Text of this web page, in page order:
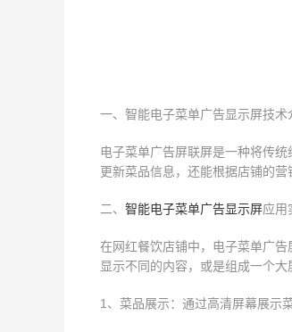
一、智能电子菜单广告显示屏技术
电子菜单广告屏联屏是一种将传
更新菜品信息，还能根据店铺的
二、 智能电子菜单广告显示屏应用
在网红餐饮店铺中，电子菜单广
显示不同的内容，或是组成一个
1、菜品展示：通过高清屏幕展示